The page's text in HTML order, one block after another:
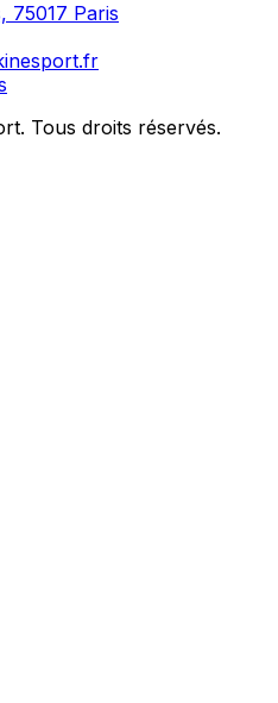
75017 Paris
Tous droits réservés.